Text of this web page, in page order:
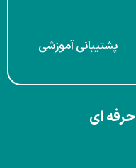
پشتیبانی آموزشی
ای